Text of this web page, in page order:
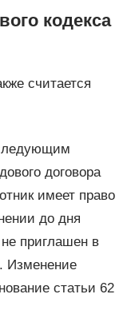
кодекса
считается
договора
имеет право
до дня
приглашен в
Изменение
статьи 62